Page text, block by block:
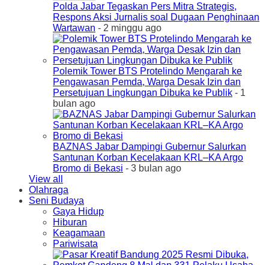
Polda Jabar Tegaskan Pers Mitra Strategis,
Respons Aksi Jurnalis soal Dugaan Penghinaan
Wartawan - 2 minggu ago
Polemik Tower BTS Protelindo Mengarah ke
Pengawasan Pemda, Warga Desak Izin dan
Persetujuan Lingkungan Dibuka ke Publik - 1
bulan ago
BAZNAS Jabar Dampingi Gubernur Salurkan
Santunan Korban Kecelakaan KRL–KA Argo
Bromo di Bekasi - 3 bulan ago
View all
Olahraga
Seni Budaya
Gaya Hidup
Hiburan
Keagamaan
Pariwisata